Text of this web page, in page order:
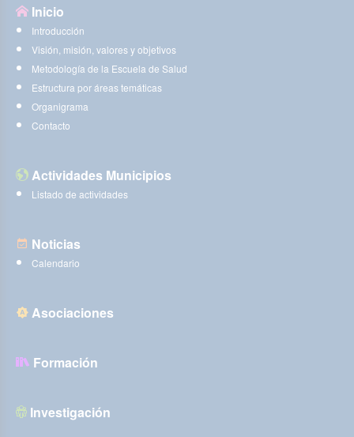
Inicio
Introducción
Visión, misión, valores y objetivos
Metodología de la Escuela de Salud
Estructura por áreas temáticas
Organigrama
Contacto
Actividades Municipios
Listado de actividades
Noticias
Calendario
Asociaciones
Formación
Investigación